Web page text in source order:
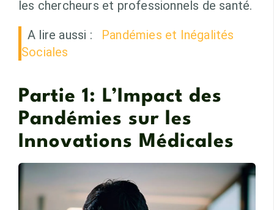
les chercheurs et professionnels de santé.
A lire aussi :
Pandémies et Inégalités
Sociales
Partie 1: L’Impact des
Pandémies sur les
Innovations Médicales